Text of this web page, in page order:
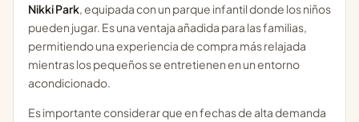
Nikki Park, equipada con un parque infantil donde los niños
pueden jugar. Es una ventaja añadida para las familias,
permitiendo una experiencia de compra más relajada
mientras los pequeños se entretienen en un entorno
acondicionado.
Es importante considerar que en fechas de alta demanda